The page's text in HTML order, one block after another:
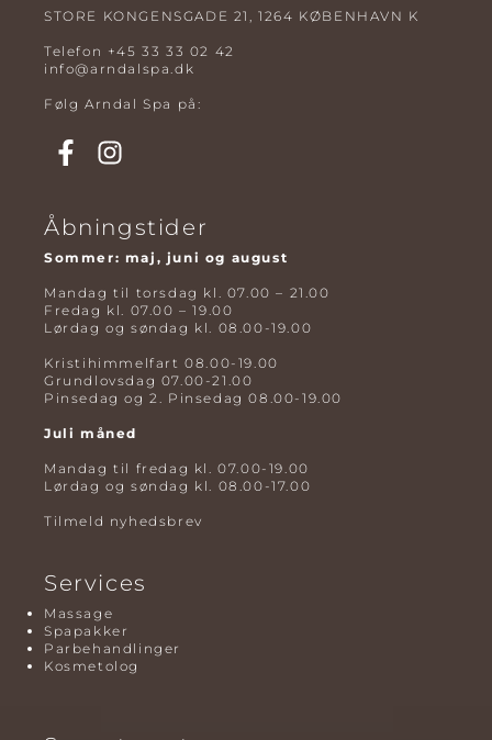
STORE KONGENSGADE 21, 1264 KØBENHAVN K
Telefon +45 33 33 02 42
info@arndalspa.dk
Følg Arndal Spa på:
Åbningstider
Sommer: maj, juni og august
Mandag til torsdag kl. 07.00 – 21.00
Fredag kl. 07.00 – 19.00
Lørdag og søndag kl. 08.00-19.00
Kristihimmelfart 08.00-19.00
Grundlovsdag 07.00-21.00
Pinsedag og 2. Pinsedag 08.00-19.00
Juli måned
Mandag til fredag kl. 07.00-19.00
Lørdag og søndag kl. 08.00-17.00
Tilmeld nyhedsbrev
Services
Massage
Spapakker
Parbehandlinger
Kosmetolog